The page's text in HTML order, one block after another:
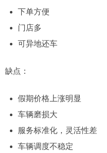
下单方便
门店多
可异地还车
缺点：
假期价格上涨明显
车辆磨损大
服务标准化，灵活性差
车辆调度不稳定